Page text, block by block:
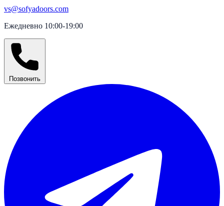
vs@sofyadoors.com
Ежедневно 10:00-19:00
Позвонить